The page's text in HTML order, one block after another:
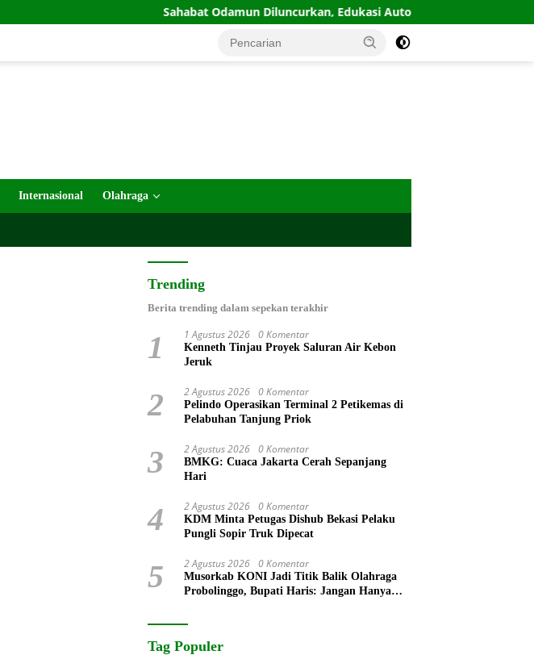
Sahabat Odamun Diluncurkan, Edukasi Autoimun Diperkuat
Internasional Olahraga
Trending
Berita trending dalam sepekan terakhir
1 1 Agustus 2026 0 Komentar
Kenneth Tinjau Proyek Saluran Air Kebon
Jeruk
2 2 Agustus 2026 0 Komentar
Pelindo Operasikan Terminal 2 Petikemas di
Pelabuhan Tanjung Priok
3 2 Agustus 2026 0 Komentar
BMKG: Cuaca Jakarta Cerah Sepanjang
Hari
4 2 Agustus 2026 0 Komentar
KDM Minta Petugas Dishub Bekasi Pelaku
Pungli Sopir Truk Dipecat
5 2 Agustus 2026 0 Komentar
Musorkab KONI Jadi Titik Balik Olahraga
Probolinggo, Bupati Haris: Jangan Hanya
Tag Populer